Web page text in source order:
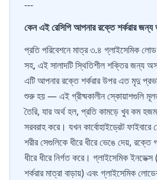
---
কেন এই রেসিপি আপনার রক্তে শর্করার জন্য
প্রতি পরিবেশনে মাত্র ৩.৪ গ্লাইসেমিক
সহ, এই সালাদটি স্থিতিশীল শক্তির জন্য
এটি আপনার রক্তে শর্করার উপর এত মৃদু
শুরু হয় — এই গ্রীষ্মকালীন স্কোয়াশগুলি
তৈরি, যার অর্থ হল, প্রতি কামড়ে খুব কম
সরবরাহ করে। যখন কার্বোহাইড্রেট
শরীর সেগুলিকে ধীরে ধীরে ভেঙে দেয়,
ধীরে ধীরে নির্গত করে। গ্লাইসেমিক
শর্করার মাত্রা বাড়ায়) এবং গ্লাইসেমিক